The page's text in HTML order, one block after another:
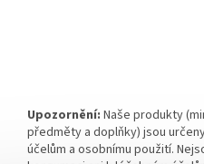
Upozornění: Naše produkty
předměty a doplňky) jsou
účelům a osobnímu použití.